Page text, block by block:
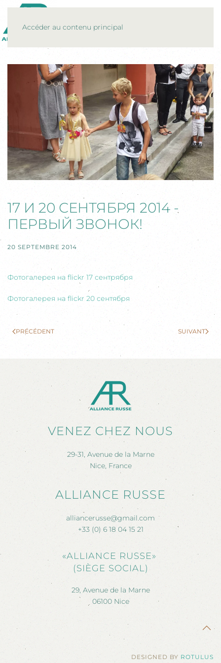
Accéder au contenu principal
17 И 20 СЕНТЯБРЯ 2014 -
ПЕРВЫЙ ЗВОНОК!
20 SEPTEMBRE 2014
Фотогалерея на flickr 17 сентрября
Фотогалерея на flickr 20 сентября
PRÉCÉDENT SUIVANT
VENEZ CHEZ NOUS
29-31, Avenue de la Marne
Nice, France
ALLIANCE RUSSE
alliancerusse@gmail.com
+33 (0) 6 18 04 15 21
«ALLIANCE RUSSE»
(SIÈGE SOCIAL)
29, Avenue de la Marne
06100 Nice
DESIGNED BY ROTULUS